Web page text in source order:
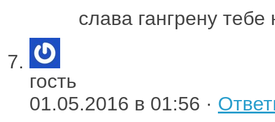
слава гангрену
гость
01.05.2016 в 01:56 ·